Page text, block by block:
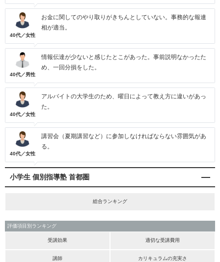
40代／女性
お金に関してのやり取りがきちんとしていない。事務的な報連
相が適当。
40代／男性
情報伝達が少ないと感じたとこがあった。事前説明なかったた
め、一回分損をした。
40代／女性
アルバイトの大学生のため、曜日によって教え方に違いがあっ
た。
40代／女性
講習会（夏期講習など）に参加しなければならない雰囲気があ
る。
小学生 個別指導塾 首都圏
総合ランキング
評価項目別ランキング
受講効果 適切な受講費用
講師 カリキュラムの充実さ